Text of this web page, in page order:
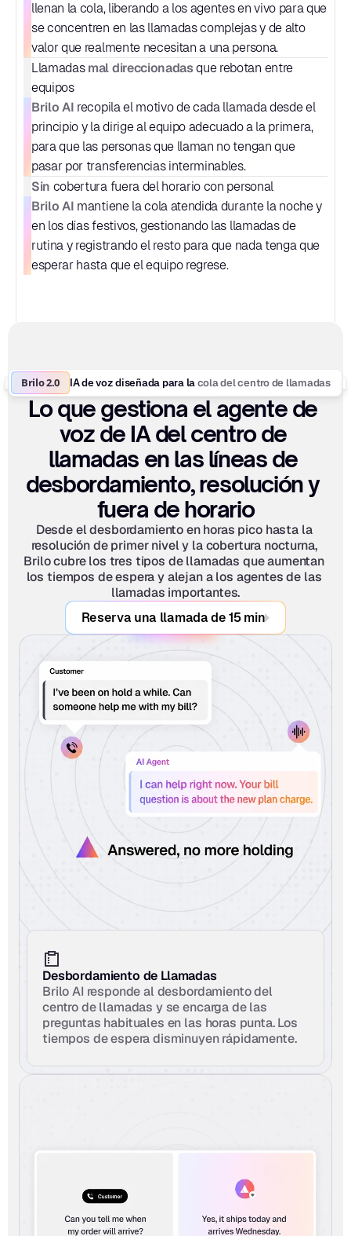
llenan la cola, liberando a los agentes en vivo para que
se concentren en las llamadas complejas y de alto
valor que realmente necesitan a una persona.
Llamadas mal direccionadas que rebotan entre
equipos
Brilo AI recopila el motivo de cada llamada desde el
principio y la dirige al equipo adecuado a la primera,
para que las personas que llaman no tengan que
pasar por transferencias interminables.
Sin cobertura fuera del horario con personal
Brilo AI mantiene la cola atendida durante la noche y
en los días festivos, gestionando las llamadas de
rutina y registrando el resto para que nada tenga que
esperar hasta que el equipo regrese.
Brilo 2.0 IA de voz diseñada para la cola del centro de llamadas
Lo que gestiona el agente de
voz de IA del centro de
llamadas en las líneas de
desbordamiento, resolución y
fuera de horario
Desde el desbordamiento en horas pico hasta la
resolución de primer nivel y la cobertura nocturna,
Brilo cubre los tres tipos de llamadas que aumentan
los tiempos de espera y alejan a los agentes de las
llamadas importantes.
Reserva una llamada de 15 min
Desbordamiento de Llamadas
Brilo AI responde al desbordamiento del
centro de llamadas y se encarga de las
preguntas habituales en las horas punta. Los
tiempos de espera disminuyen rápidamente.